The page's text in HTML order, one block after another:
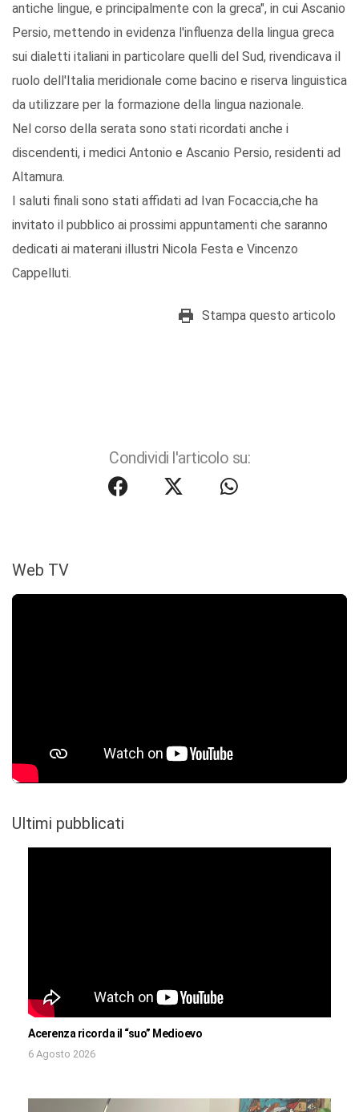
antiche lingue, e principalmente con la greca", in cui Ascanio
Persio, mettendo in evidenza l'influenza della lingua greca
sui dialetti italiani in particolare quelli del Sud, rivendicava il
ruolo dell'Italia meridionale come bacino e riserva linguistica
da utilizzare per la formazione della lingua nazionale.
Nel corso della serata sono stati ricordati anche i
discendenti, i medici Antonio e Ascanio Persio, residenti ad
Altamura.
I saluti finali sono stati affidati ad Ivan Focaccia,che ha
invitato il pubblico ai prossimi appuntamenti che saranno
dedicati ai materani illustri Nicola Festa e Vincenzo
Cappelluti.
Stampa questo articolo
Condividi l'articolo su:
Web TV
Ultimi pubblicati
Acerenza ricorda il “suo” Medioevo
6 Agosto 2026